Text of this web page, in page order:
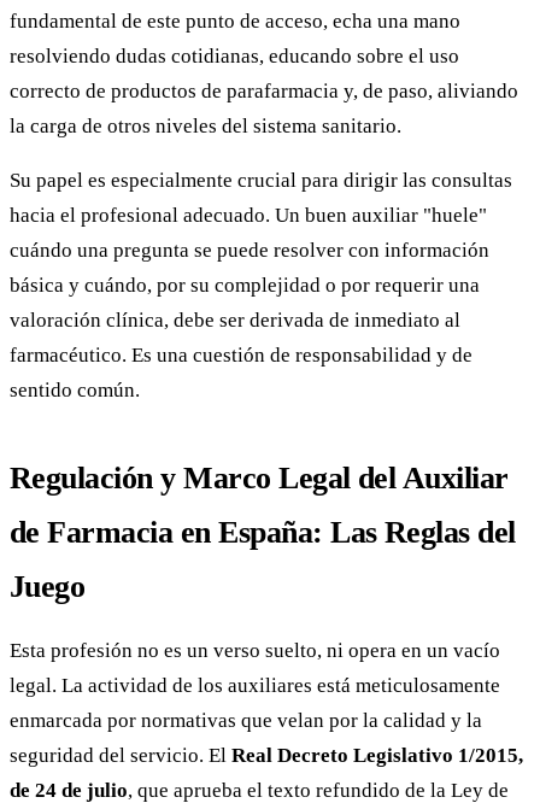
fundamental de este punto de acceso, echa una mano
resolviendo dudas cotidianas, educando sobre el uso
correcto de productos de parafarmacia y, de paso, aliviando
la carga de otros niveles del sistema sanitario.
Su papel es especialmente crucial para dirigir las consultas
hacia el profesional adecuado. Un buen auxiliar "huele"
cuándo una pregunta se puede resolver con información
básica y cuándo, por su complejidad o por requerir una
valoración clínica, debe ser derivada de inmediato al
farmacéutico. Es una cuestión de responsabilidad y de
sentido común.
Regulación y Marco Legal del Auxiliar
de Farmacia en España: Las Reglas del
Juego
Esta profesión no es un verso suelto, ni opera en un vacío
legal. La actividad de los auxiliares está meticulosamente
enmarcada por normativas que velan por la calidad y la
seguridad del servicio. El Real Decreto Legislativo 1/2015,
de 24 de julio, que aprueba el texto refundido de la Ley de